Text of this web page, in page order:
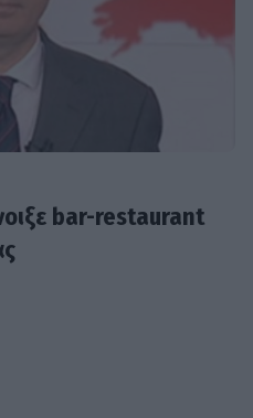
bar-restaurant